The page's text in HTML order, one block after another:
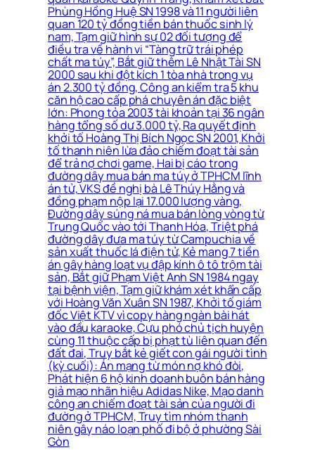
Phùng Hồng Huệ SN 1998 và 11 người liên
quan 120 tỷ đồng tiền bán thuốc sinh lý
nam, Tạm giữ hình sự 02 đối tượng để
điều tra về hành vi “Tàng trữ trái phép
chất ma túy”, Bắt giữ thêm Lê Nhật Tài SN
2000 sau khi đột kích 1 tòa nhà trong vụ
án 2.300 tỷ đồng, Công an kiểm tra 5 khu
căn hộ cao cấp phá chuyên án đặc biệt
lớn: Phong tỏa 2003 tài khoản tại 36 ngân
hàng tổng số dư 3.000 tỷ, Ra quyết định
khởi tố Hoàng Thị Bích Ngọc SN 2001, Khởi
tố thanh niên lừa đảo chiếm đoạt tài sản
để trả nợ chơi game, Hai bị cáo trong
đường dây mua bán ma túy ở TPHCM lĩnh
án tử, VKS đề nghị bà Lê Thúy Hằng và
đồng phạm nộp lại 17.000 lượng vàng,
Đường dây súng ná mua bán lòng vòng từ
Trung Quốc vào tới Thanh Hóa, Triệt phá
đường dây đưa ma túy từ Campuchia về
sản xuất thuốc lá điện tử, Kẻ mang 7 tiền
án gây hàng loạt vụ đập kính ô tô trộm tài
sản, Bắt giữ Phạm Việt Anh SN 1984 ngay
tại bệnh viện, Tạm giữ khám xét khẩn cấp
với Hoàng Văn Xuân SN 1987, Khởi tố giám
đốc Việt KTV vì copy hàng ngàn bài hát
vào đầu karaoke, Cựu phó chủ tịch huyện
cùng 11 thuộc cấp bị phạt tù liên quan đến
đất đai, Truy bắt kẻ giết con gái người tình
(kỳ cuối): Án mạng từ món nợ khó đòi,
Phát hiện 6 hộ kinh doanh buôn bán hàng
giả mạo nhãn hiệu Adidas Nike, Mạo danh
công an chiếm đoạt tài sản của người đi
đường ở TPHCM, Truy tìm nhóm thanh
niên gây náo loạn phố đi bộ ở phường Sài
Gòn